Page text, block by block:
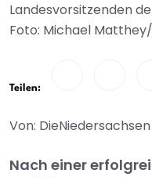
Landesvorsitzenden
Foto: Michael
Teilen:
Von:
Nach einer